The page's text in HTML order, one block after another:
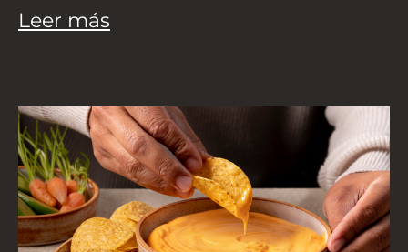
Leer más